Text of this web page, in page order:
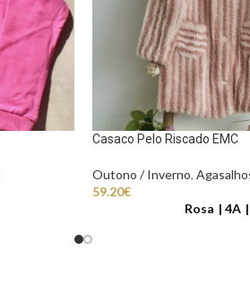
Casaco Pelo Riscado EMC
Outono / Inverno,
59.20€
Rosa
4A